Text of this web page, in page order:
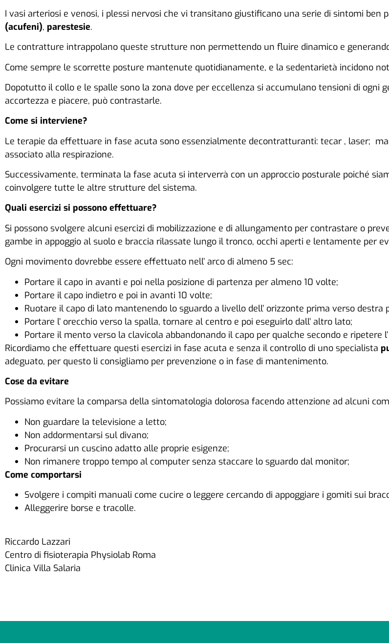
I vasi arteriosi e venosi, i plessi nervosi che vi transitano giustificano una serie di sintomi
(acufeni), parestesie.
Le contratture intrappolano queste strutture non permettendo un fluire dinamico e
Come sempre le scorrette posture mantenute quotidianamente, e la sedentarietà incidono
Dopotutto il collo e le spalle sono la zona dove per eccellenza si accumulano tensioni di
accortezza e piacere, può contrastarle.
Come si interviene?
Le terapie da effettuare in fase acuta sono essenzialmente decontratturanti: tecar , laser;
associato alla respirazione.
Successivamente, terminata la fase acuta si interverrà con un approccio posturale poiché
coinvolgere tutte le altre strutture del sistema.
Quali esercizi si possono effettuare?
Si possono svolgere alcuni esercizi di mobilizzazione e di allungamento per contrastare o
gambe in appoggio al suolo e braccia rilassate lungo il tronco, occhi aperti e lentamente per
Ogni movimento dovrebbe essere effettuato nell’ arco di almeno 5 sec:
Portare il capo in avanti e poi nella posizione di partenza per almeno 10 volte;
Portare il capo indietro e poi in avanti 10 volte;
Ruotare il capo di lato mantenendo lo sguardo a livello dell’ orizzonte prima verso destra
Portare l’ orecchio verso la spalla, tornare al centro e poi eseguirlo dall’ altro lato;
Portare il mento verso la clavicola abbandonando il capo per qualche secondo e ripetere
Ricordiamo che effettuare questi esercizi in fase acuta e senza il controllo di uno specialista
adeguato, per questo li consigliamo per prevenzione o in fase di mantenimento.
Cose da evitare
Possiamo evitare la comparsa della sintomatologia dolorosa facendo attenzione ad alcuni
Non guardare la televisione a letto;
Non addormentarsi sul divano;
Procurarsi un cuscino adatto alle proprie esigenze;
Non rimanere troppo tempo al computer senza staccare lo sguardo dal monitor;
Come comportarsi
Svolgere i compiti manuali come cucire o leggere cercando di appoggiare i gomiti sui
Alleggerire borse e tracolle.
Riccardo Lazzari
Centro di fisioterapia Physiolab Roma
Clinica Villa Salaria